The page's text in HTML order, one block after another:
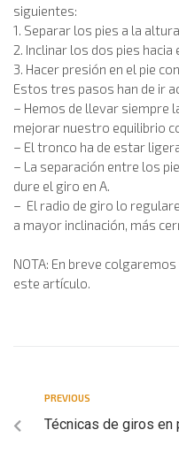
siguientes:
1. Separar los pies a la
2. Inclinar los dos pies hacia
3. Hacer presión en el pie
Estos tres pasos han de ir
– Hemos de llevar siempre
mejorar nuestro equilibrio
– El tronco ha de estar
– La separación entre los
dure el giro en A.
– El radio de giro lo
a mayor inclinación, más
NOTA: En breve
este artículo.
PREVIOUS
Técnicas de giros en